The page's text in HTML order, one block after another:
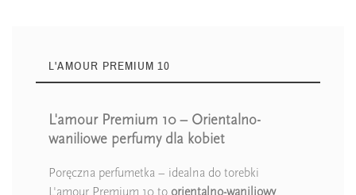
L'AMOUR PREMIUM 10
L'amour Premium 10 – Orientalno-
waniliowe perfumy dla kobiet
Poręczna perfumetka – idealna do torebki
L'amour Premium 10 to orientalno-waniliowy